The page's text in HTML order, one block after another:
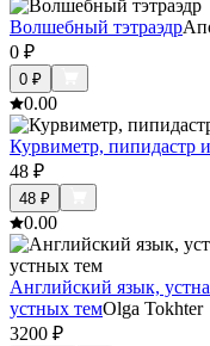
Волшебный тэтраэдр
0 ₽
0 ₽
0.00
Курвиметр, пипидастр
48 ₽
48 ₽
0.00
Английский язык,
устных темOlga Tokhter
3200 ₽